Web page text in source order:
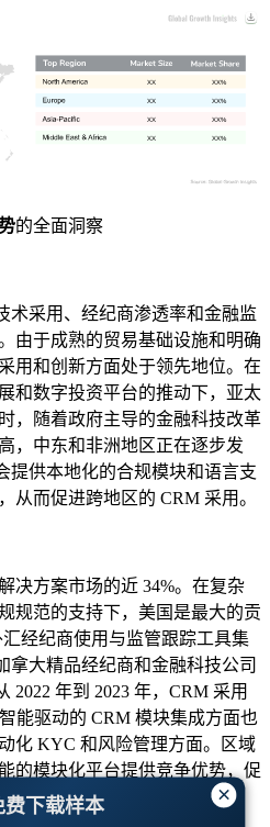
×
费下载样本
XX%
XX
XX%
XX
XX%
XX
XX%
XX
的全面洞察
术采用、经纪商渗透率和金融监
由于成熟的贸易基础设施和明确
用和创新方面处于领先地位。在
和数字投资平台的推动下，亚太
，随着政府主导的金融科技改革
，中东和非洲地区正在逐步发
提供本地化的合规模块和语言支
从而促进跨地区的 CRM 采用。
决方案市场的近 34%。在复杂
规范的支持下，美国是最大的贡
经纪商使用与监管跟踪工具集
拿大精品经纪商和金融科技公司
2022 年到 2023 年，CRM 采用
能驱动的 CRM 模块集成方面也
化 KYC 和风险管理方面。区域
的模块化平台提供竞争优势，促